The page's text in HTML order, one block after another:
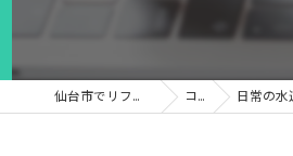
仙台市でリフォームなら彩和設備 コラム 日常の水道チェッ